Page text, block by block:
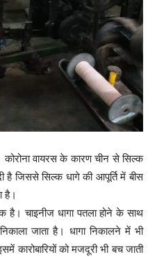
वायरस के कारण चीन से सिल्क
है जिससे सिल्क धागे की आपूर्ति में बीस
है।
है। चाइनीज धागा पतला होने के साथ
जाता है। धागा निकालने में भी
कारोबारियों को मजदूरी भी बच जाती